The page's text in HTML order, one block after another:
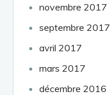
novembre 2017
septembre 2017
avril 2017
mars 2017
décembre 2016